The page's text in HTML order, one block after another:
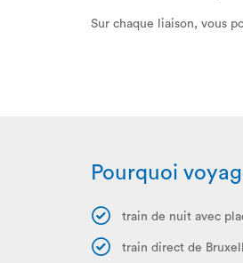
Sur chaque liaison, vous
Pourquoi
train de nuit avec
train direct de